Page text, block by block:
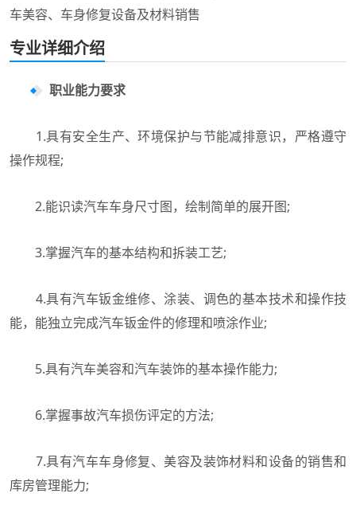
车美容、车身修复设备及材料销售
专业详细介绍
职业能力要求
1.具有安全生产、环境保护与节能减排意识，严格遵守
操作规程;
2.能识读汽车车身尺寸图，绘制简单的展开图;
3.掌握汽车的基本结构和拆装工艺;
4.具有汽车钣金维修、涂装、调色的基本技术和操作技
能，能独立完成汽车钣金件的修理和喷涂作业;
5.具有汽车美容和汽车装饰的基本操作能力;
6.掌握事故汽车损伤评定的方法;
7.具有汽车车身修复、美容及装饰材料和设备的销售和
库房管理能力;